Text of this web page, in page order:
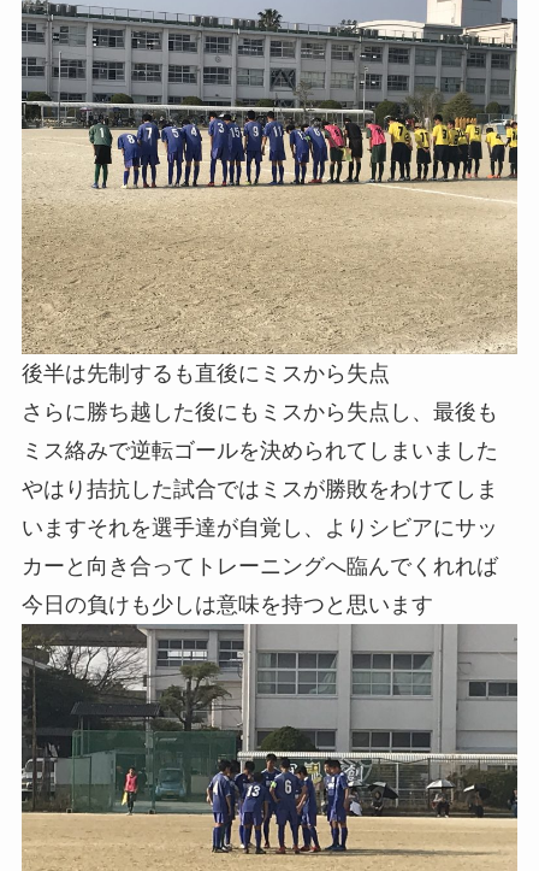
後半は先制するも直後にミスから失点
さらに勝ち越した後にもミスから失点し、最後も
ミス絡みで逆転ゴールを決められてしまいました
やはり拮抗した試合ではミスが勝敗をわけてしま
いますそれを選手達が自覚し、よりシビアにサッ
カーと向き合ってトレーニングへ臨んでくれれば
今日の負けも少しは意味を持つと思います